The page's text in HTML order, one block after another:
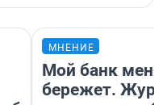
МНЕНИЕ
Мой банк меня
бережет.